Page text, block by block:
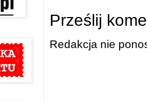
Prześlij
Redakcja nie